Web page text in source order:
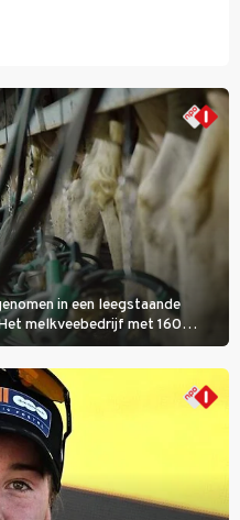
in een leegstaande
melkveebedrijf met 160
bij een Natura 2000-gebied
veeziekte.